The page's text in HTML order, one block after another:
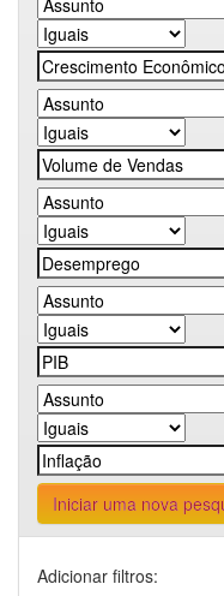
Iniciar uma nova
Adicionar filtros: